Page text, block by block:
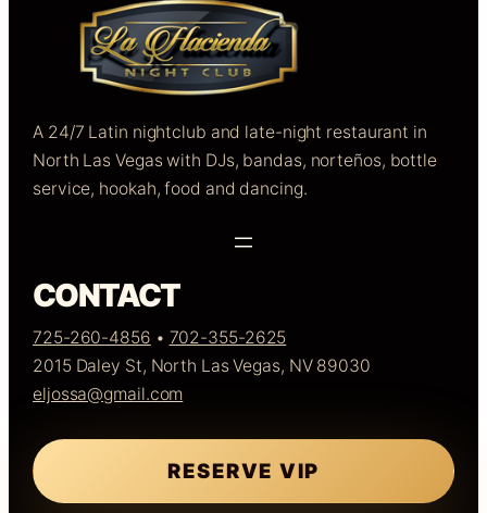
A 24/7 Latin nightclub and late-night restaurant in
North Las Vegas with DJs, bandas, norteños, bottle
service, hookah, food and dancing.
CONTACT
725-260-4856 • 702-355-2625
2015 Daley St, North Las Vegas, NV 89030
eljossa@gmail.com
RESERVE VIP